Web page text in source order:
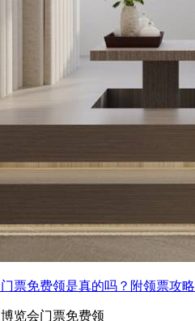
门票免费领是真的吗？附领票攻略
览会门票免费领